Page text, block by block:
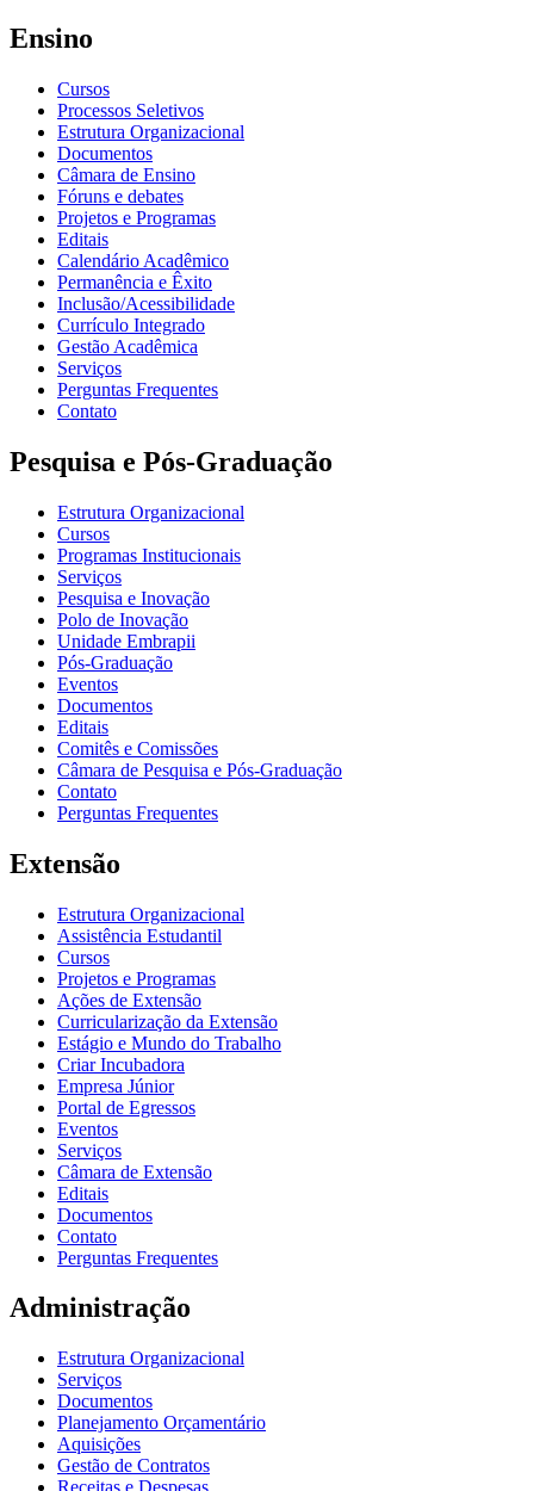
Ensino
Cursos
Processos Seletivos
Estrutura Organizacional
Documentos
Câmara de Ensino
Fóruns e debates
Projetos e Programas
Editais
Calendário Acadêmico
Permanência e Êxito
Inclusão/Acessibilidade
Currículo Integrado
Gestão Acadêmica
Serviços
Perguntas Frequentes
Contato
Pesquisa e Pós-Graduação
Estrutura Organizacional
Cursos
Programas Institucionais
Serviços
Pesquisa e Inovação
Polo de Inovação
Unidade Embrapii
Pós-Graduação
Eventos
Documentos
Editais
Comitês e Comissões
Câmara de Pesquisa e Pós-Graduação
Contato
Perguntas Frequentes
Extensão
Estrutura Organizacional
Assistência Estudantil
Cursos
Projetos e Programas
Ações de Extensão
Curricularização da Extensão
Estágio e Mundo do Trabalho
Criar Incubadora
Empresa Júnior
Portal de Egressos
Eventos
Serviços
Câmara de Extensão
Editais
Documentos
Contato
Perguntas Frequentes
Administração
Estrutura Organizacional
Serviços
Documentos
Planejamento Orçamentário
Aquisições
Gestão de Contratos